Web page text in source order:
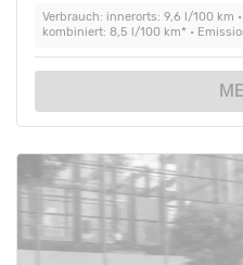
Verbrauch: innerorts: 9,6 l/100 km
kombiniert: 8,5 l/100 km* •